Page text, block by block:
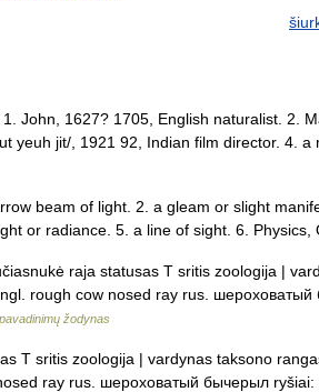
John, 1627? 1705, English naturalist. 2.
yeuh jit/, 1921 92, Indian film director. 4.
beam of light. 2. a gleam or slight
or radiance. 5. a line of sight. 6.
raja statusas T sritis zoologija |
rough cow nosed ray rus.
žodynas
T sritis zoologija | vardynas taksono
ray rus. шероховатый бычерыл